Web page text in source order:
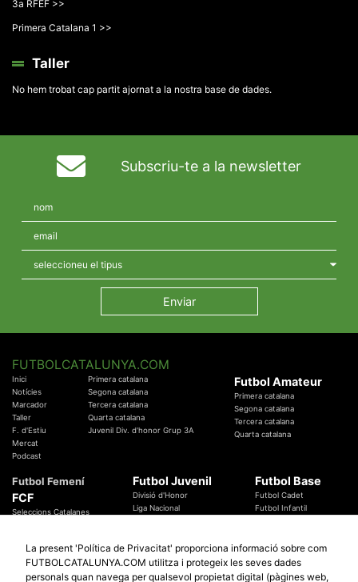
3a RFEF >>
Primera Catalana 1 >>
Taller
No hem trobat cap partit ajornat a la nostra base de dades.
Subscriu-te a la newsletter
FUTBOLCATALUNYA.COM
Inici
Notícies
Marcador
Taller
F. d'Estiu
Mercat
Podcast
Primera catalana
Segona catalana
Tercera catalana
Quarta catalana
Juvenil Div. d'honor Grup 3A
Futbol Amateur
Primera catalana
Segona catalana
Tercera catalana
Quarta catalana
Futbol Femení
FCF
Seleccions Catalanes
Temes Federatius
Futbol Juvenil
Divisió d'Honor
Liga Nacional
Futbol Base
Futbol Cadet
Futbol Infantil
Futbol Catalunya Especials
La present 'Política de Privacitat' proporciona informació sobre com
FUTBOLCATALUNYA.COM utilitza i protegeix les seves dades
personals quan navega per qualsevol propietat digital (pàgines web,